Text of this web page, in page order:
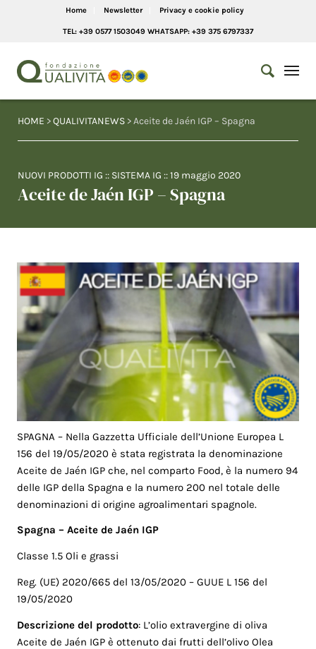
Home Newsletter Privacy e cookie policy
TEL: +39 0577 1503049 WHATSAPP: +39 375 6797337
HOME >QUALIVITANEWS > Aceite de Jaén IGP – Spagna
NUOVI PRODOTTI IG :: SISTEMA IG ::19 maggio 2020
Aceite de Jaén IGP – Spagna
SPAGNA – Nella Gazzetta Ufficiale dell’Unione Europea L
156 del 19/05/2020 è stata registrata la denominazione
Aceite de Jaén IGP che, nel comparto Food, è la numero 94
delle IGP della Spagna e la numero 200 nel totale delle
denominazioni di origine agroalimentari spagnole.
Spagna – Aceite de Jaén IGP
Classe 1.5 Oli e grassi
Reg. (UE) 2020/665 del 13/05/2020 – GUUE L 156 del
19/05/2020
Descrizione del prodotto: L’olio extravergine di oliva
Aceite de Jaén IGP è ottenuto dai frutti dell’olivo Olea